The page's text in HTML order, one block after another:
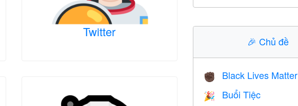
Twitter
🎉Chủ đề
✊🏿 Black Lives Matter
🎉 Buổi Tiệc